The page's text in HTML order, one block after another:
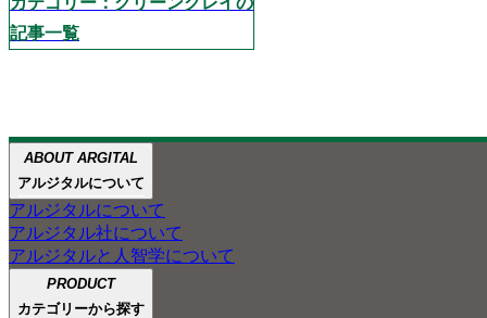
記事一覧
ABOUT ARGITAL
アルジタルについて
アルジタルについて
アルジタル社について
アルジタルと人智学について
PRODUCT
カテゴリーから探す